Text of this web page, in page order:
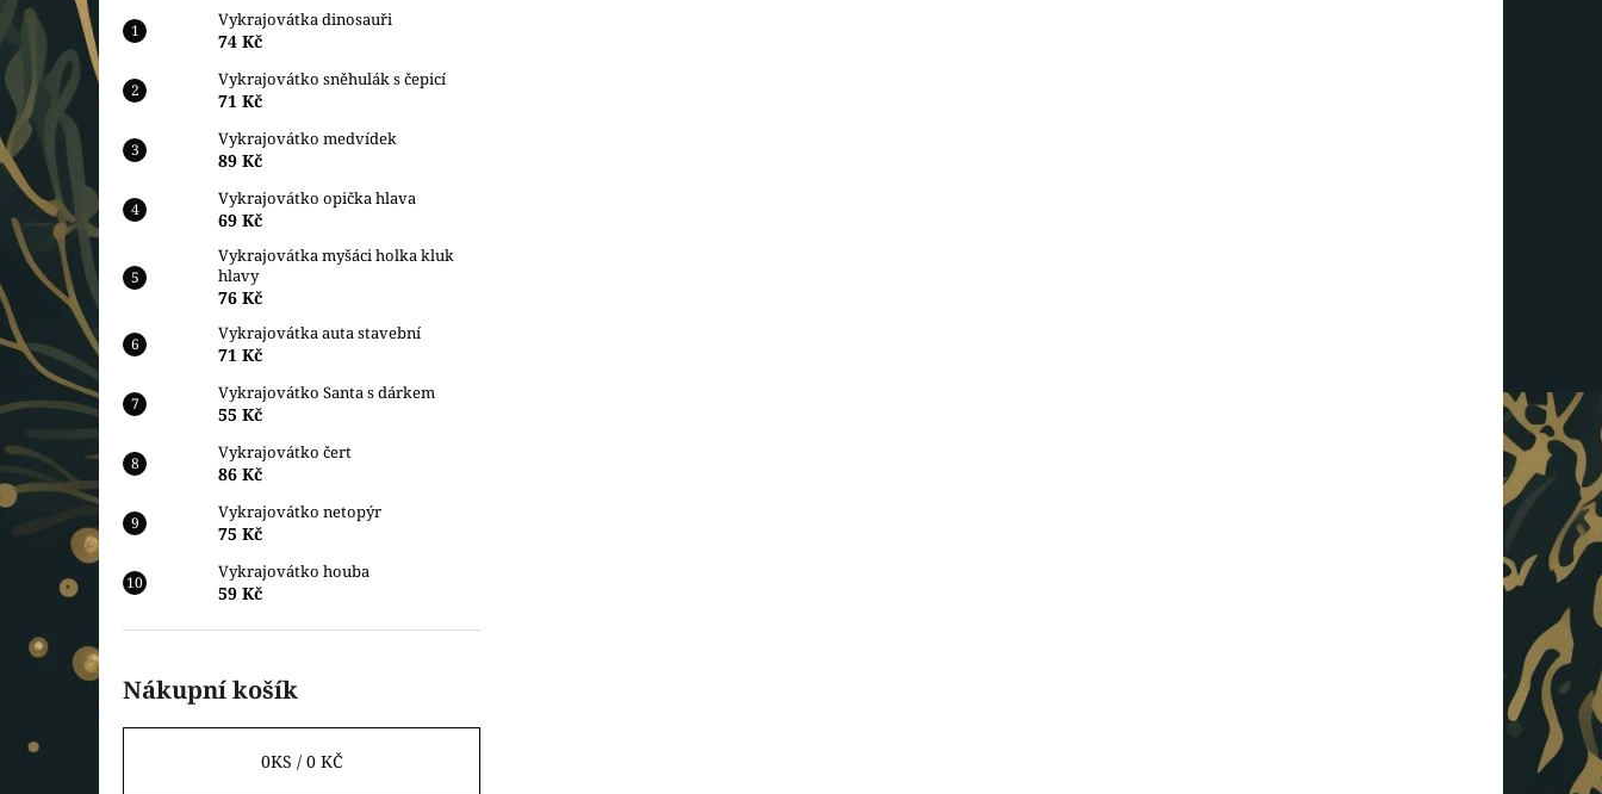
Vykrajovátka dinosauři
74 Kč
Vykrajovátko sněhulák s čepicí
71 Kč
Vykrajovátko medvídek
89 Kč
Vykrajovátko opička hlava
69 Kč
Vykrajovátka myšáci holka kluk
hlavy
76 Kč
Vykrajovátka auta stavební
71 Kč
Vykrajovátko Santa s dárkem
55 Kč
Vykrajovátko čert
86 Kč
Vykrajovátko netopýr
75 Kč
Vykrajovátko houba
59 Kč
Nákupní košík
0KS / 0 KČ